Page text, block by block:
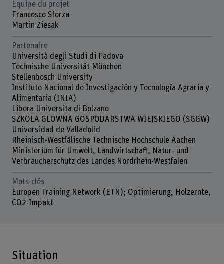
Équipe du projet
Francesco Sforza
Martin Ziesak
Partenaire
Università degli Studi di Padova
Technische Universität München
Stellenbosch University
Instituto Nacional de Investigación y Tecnología Agraria y
Alimentaria (INIA)
Libera Universita di Bolzano
SZKOLA GLOWNA GOSPODARSTWA WIEJSKIEGO (SGGW)
Universidad de Valladolid
Rheinisch-Westfälische Technische Hochschule Aachen
Ministerium für Umwelt, Landwirtschaft, Natur- und
Verbraucherschutz des Landes Nordrhein-Westfalen
Mots-clés
Europen Training Network (ETN); Optimierung, Holzernte,
CO2-Impakt
Situation